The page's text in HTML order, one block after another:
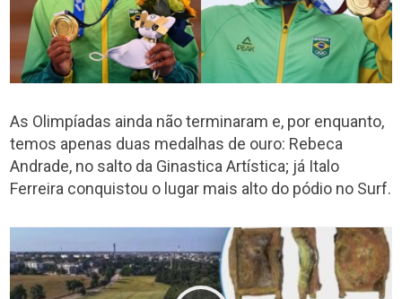
As Olimpíadas ainda não terminaram e, por enquanto,
temos apenas duas medalhas de ouro: Rebeca
Andrade, no salto da Ginastica Artística; já Italo
Ferreira conquistou o lugar mais alto do pódio no Surf.